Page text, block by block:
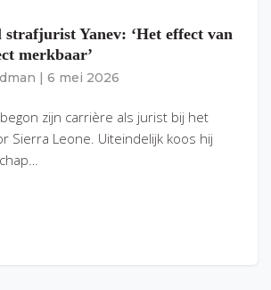
Yanev: ‘Het effect van
merkbaar’
6 mei 2026
zijn carrière als jurist bij het
Sierra Leone. Uiteindelijk koos hij